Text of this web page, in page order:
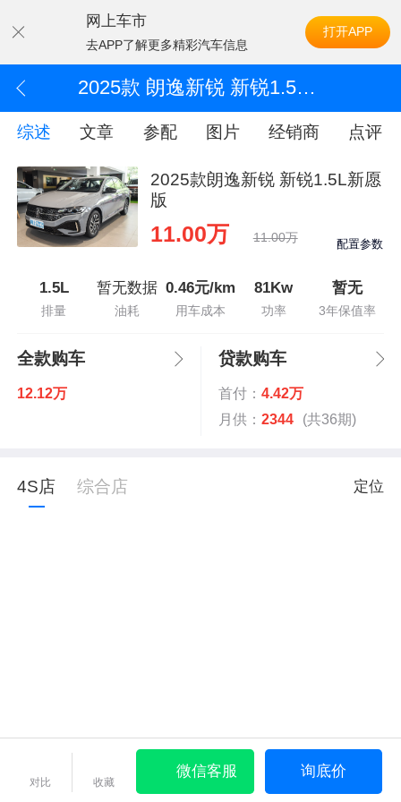
网上车市
去APP了解更多精彩汽车信息
打开APP
2025款 朗逸新锐 新锐1.5L新愿版
综述 文章 参配 图片 经销商 点评
2025款朗逸新锐 新锐1.5L新愿
版
11.00万 11.00万 配置参数
1.5L
排量
暂无数据
油耗
0.46元/km
用车成本
81Kw
功率
暂无
3年保值率
全款购车
12.12万
贷款购车
首付： 4.42万
月供： 2344 (共36期)
4S店 综合店 定位
对比 收藏
微信客服 询底价